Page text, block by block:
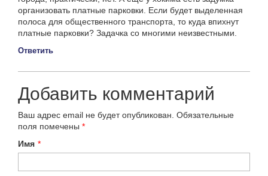
организовать платные парковки. Если будет выделенная
полоса для общественного транспорта, то куда впихнут
платные парковки? Задачка со многими неизвестными.
Ответить
Добавить комментарий
Ваш адрес email не будет опубликован. Обязательные
поля помечены *
Имя *